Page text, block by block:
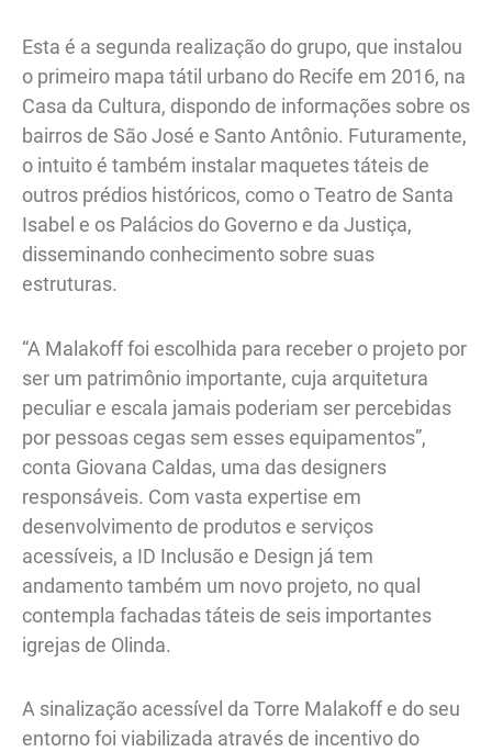
Esta é a segunda realização do grupo, que instalou
o primeiro mapa tátil urbano do Recife em 2016, na
Casa da Cultura, dispondo de informações sobre os
bairros de São José e Santo Antônio. Futuramente,
o intuito é também instalar maquetes táteis de
outros prédios históricos, como o Teatro de Santa
Isabel e os Palácios do Governo e da Justiça,
disseminando conhecimento sobre suas
estruturas.
“A Malakoff foi escolhida para receber o projeto por
ser um patrimônio importante, cuja arquitetura
peculiar e escala jamais poderiam ser percebidas
por pessoas cegas sem esses equipamentos”,
conta Giovana Caldas, uma das designers
responsáveis. Com vasta expertise em
desenvolvimento de produtos e serviços
acessíveis, a ID Inclusão e Design já tem
andamento também um novo projeto, no qual
contempla fachadas táteis de seis importantes
igrejas de Olinda.
A sinalização acessível da Torre Malakoff e do seu
entorno foi viabilizada através de incentivo do